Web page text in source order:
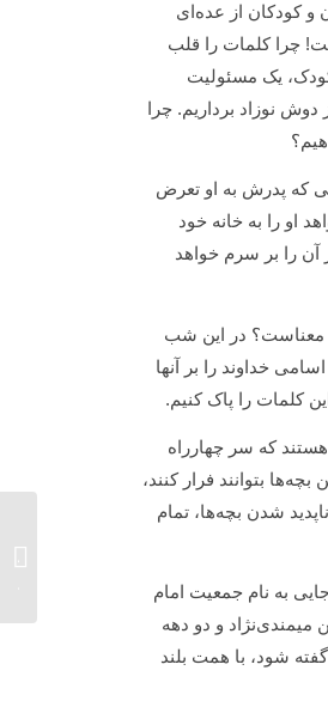
و کودکان از عده‌ای
چرا کلمات را قلب
یک مسئولیت
نوزاد برداریم. چرا
که پدرش به او تعرض
او را به خانه خود
آن را بر سرم خواهد
معناست؟ در این شب
خداوند را بر آنها
کلمات را پاک کنیم.
که سر چهارراه
بتوانند فرار کنند،
شدن بچه‌ها، تمام
به نام جمعیت امام
و دو دهه
شود، با همت بلند